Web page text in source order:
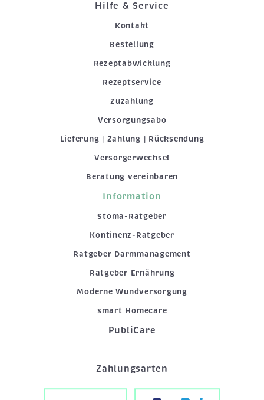
Hilfe & Service
Kontakt
Bestellung
Rezeptabwicklung
Rezeptservice
Zuzahlung
Versorgungsabo
Lieferung | Zahlung | Rücksendung
Versorgerwechsel
Beratung vereinbaren
Information
Stoma-Ratgeber
Kontinenz-Ratgeber
Ratgeber Darmmanagement
Ratgeber Ernährung
Moderne Wundversorgung
smart Homecare
PubliCare
Zahlungsarten